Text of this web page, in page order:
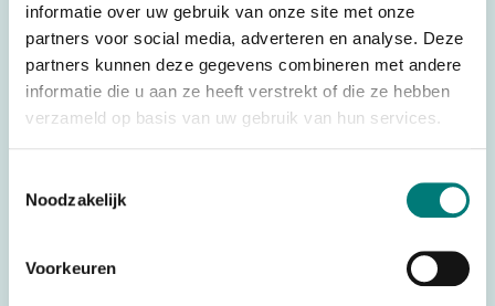
informatie over uw gebruik van onze site met onze
partners voor social media, adverteren en analyse. Deze
partners kunnen deze gegevens combineren met andere
informatie die u aan ze heeft verstrekt of die ze hebben
verzameld op basis van uw gebruik van hun services.
Noodzakelijk
Voorkeuren
Brands
Autec®
Parts
Battery Chargers
Voltage VDC
Battery technology Ni-Mh
HS code